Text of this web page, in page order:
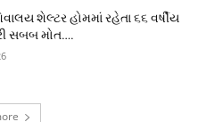
શેલ્ટર હોમમાં રહેતા ૬૬ વર્ષીય
સબબ મોત….